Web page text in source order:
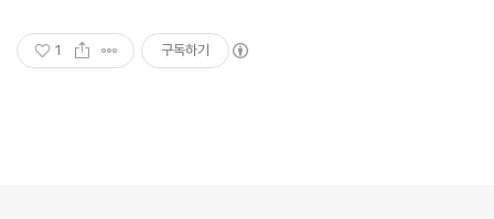
1 구독하기